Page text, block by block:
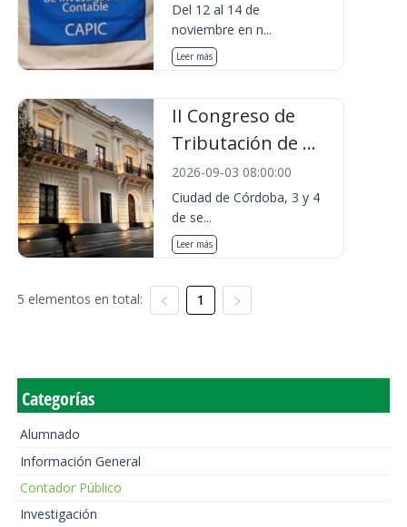
Del 12 al 14 de
noviembre en n...
Leer más
II Congreso de
Tributación de ...
2026-09-03 08:00:00
Ciudad de Córdoba, 3 y 4
de se...
Leer más
5 elementos en total: 1
Categorías
Alumnado
Información General
Contador Público
Investigación